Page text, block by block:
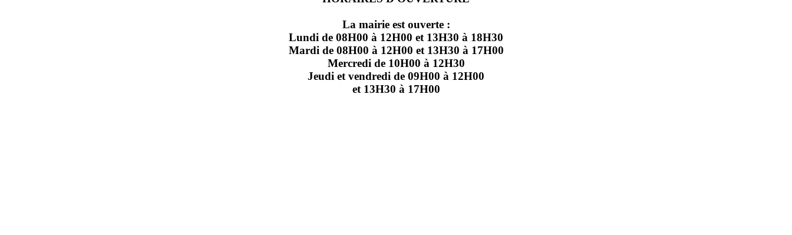
La mairie est ouverte :
Lundi de 08H00 à 12H00 et 13H30 à 18H30
Mardi de 08H00 à 12H00 et 13H30 à 17H00
Mercredi de 10H00 à 12H30
Jeudi et vendredi de 09H00 à 12H00
et 13H30 à 17H00